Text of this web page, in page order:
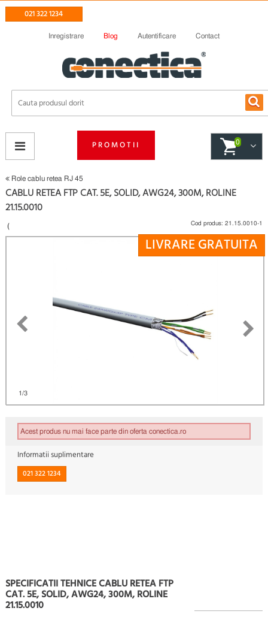
021 322 1234
Inregistrare Blog Autentificare Contact
PROMOTII 0
Role cablu retea RJ 45
1/3
LIVRARE GRATUITA
CABLU RETEA FTP CAT. 5E, SOLID, AWG24, 300M, ROLINE
21.15.0010
(
Fii primul care scrie un review
Cod produs: 21.15.0010-1
Acest produs nu mai face parte din oferta conectica.ro
Informatii suplimentare
021 322 1234
SPECIFICATII TEHNICE CABLU RETEA FTP
CAT. 5E, SOLID, AWG24, 300M, ROLINE
21.15.0010